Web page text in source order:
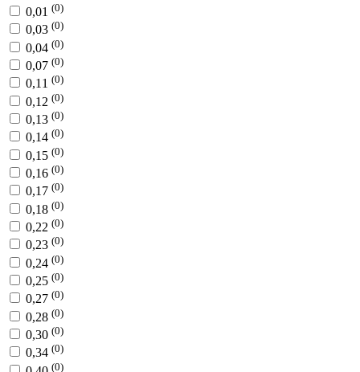
0,01 (0)
0,03 (0)
0,04 (0)
0,07 (0)
0,11 (0)
0,12 (0)
0,13 (0)
0,14 (0)
0,15 (0)
0,16 (0)
0,17 (0)
0,18 (0)
0,22 (0)
0,23 (0)
0,24 (0)
0,25 (0)
0,27 (0)
0,28 (0)
0,30 (0)
0,34 (0)
(0)